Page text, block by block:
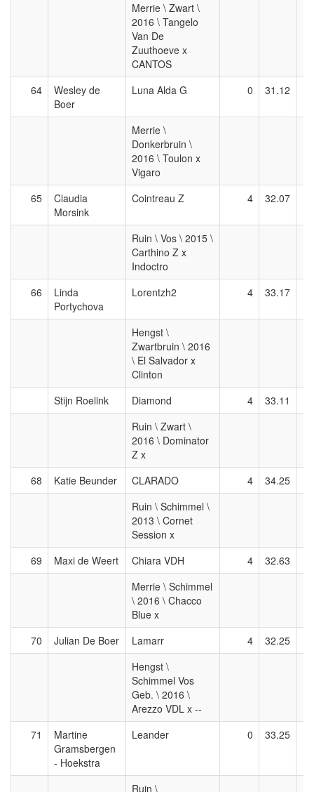
Merrie \ Zwart \
2016 \ Tangelo
Van De
Zuuthoeve x
CANTOS
64
Wesley de
Boer
Luna Alda G 0 31.12
Merrie \
Donkerbruin \
2016 \ Toulon x
Vigaro
65
Claudia
Morsink
Cointreau Z 4 32.07
Ruin \ Vos \ 2015 \
Carthino Z x
Indoctro
66
Linda
Portychova
Lorentzh2 4 33.17
Hengst \
Zwartbruin \ 2016
\ El Salvador x
Clinton
Stijn Roelink
Diamond 4
33.11
Ruin \ Zwart \
2016 \ Dominator
Z x
68
Katie Beunder CLARADO 4
34.25
Ruin \ Schimmel \
2013 \ Cornet
Session x
69
Maxi de Weert Chiara VDH 4
32.63
Merrie \ Schimmel
\ 2016 \ Chacco
Blue x
70
Julian De Boer Lamarr 4
32.25
Hengst \
Schimmel Vos
Geb. \ 2016 \
Arezzo VDL x --
71
Martine
Gramsbergen
- Hoekstra
Leander 0 33.25
Ruin \